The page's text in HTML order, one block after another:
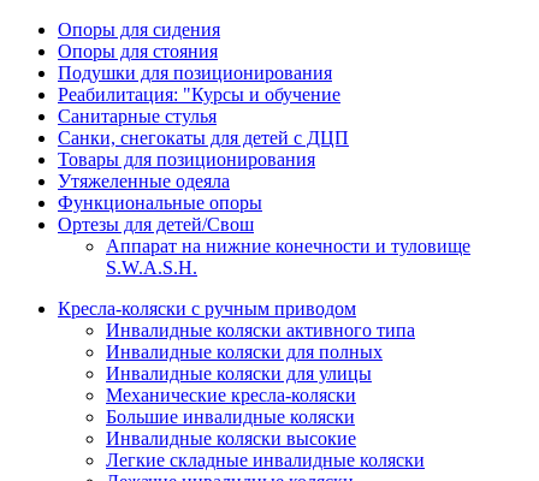
Опоры для сидения
Опоры для стояния
Подушки для позиционирования
Реабилитация: "Курсы и обучение
Санитарные стулья
Санки, снегокаты для детей с ДЦП
Товары для позиционирования
Утяжеленные одеяла
Функциональные опоры
Ортезы для детей/Свош
Аппарат на нижние конечности и туловище
S.W.A.S.H.
Кресла-коляски с ручным приводом
Инвалидные коляски активного типа
Инвалидные коляски для полных
Инвалидные коляски для улицы
Механические кресла-коляски
Большие инвалидные коляски
Инвалидные коляски высокие
Легкие складные инвалидные коляски